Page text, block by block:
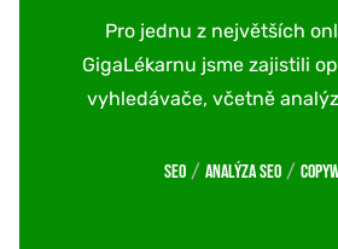
Pro jednu z největších
GigaLékarnu jsme zajistili
vyhledávače, včetně
SEO / Analýza SEO /